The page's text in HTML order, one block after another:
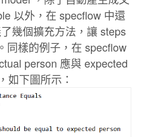
以外，在 specflow 中還
幾個擴充方法，讓 steps
同樣的例子，在 specflow
person 應與 expected
如下圖所示：